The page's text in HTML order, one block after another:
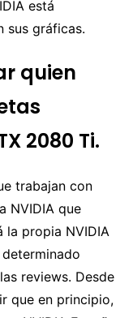
está
sus gráficas.
quien
2080 Ti.
trabajan con
NVIDIA que
la propia NVIDIA
reviews. Desde
que en principio,